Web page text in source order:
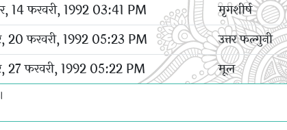
14 फरवरी, 1992 03:41 PM
मृगशीर्ष
20 फरवरी, 1992 05:23 PM
उत्तर फल्गुनी
27 फरवरी, 1992 05:22 PM मूल